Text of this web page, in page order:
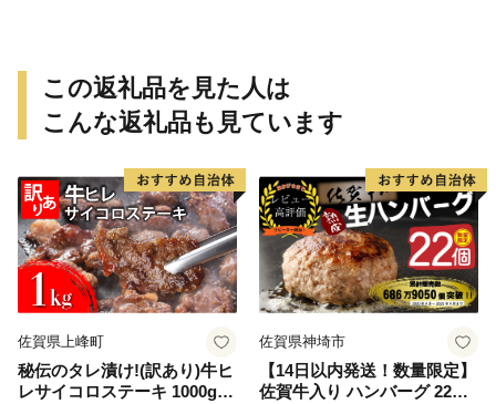
この返礼品を見た人は
こんな返礼品も見ています
佐賀県上峰町
秘伝のタレ漬け!(訳あり)牛ヒ
レサイコロステーキ 1000g
佐賀県神埼市
【14日以内発送！数量限定】
佐賀牛入り ハンバーグ 22個